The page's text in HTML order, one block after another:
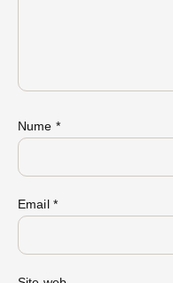
Nume *
Email *